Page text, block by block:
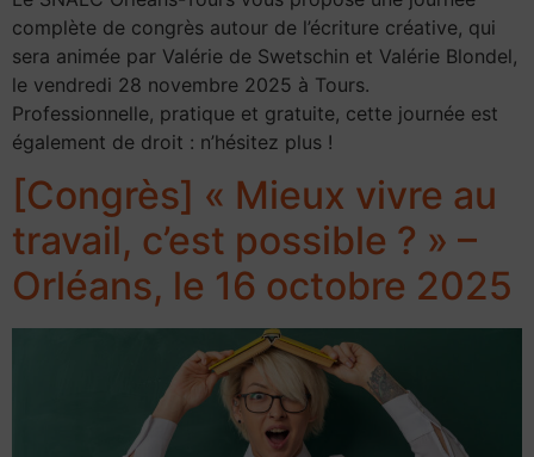
complète de congrès autour de l’écriture créative, qui
sera animée par Valérie de Swetschin et Valérie Blondel,
le vendredi 28 novembre 2025 à Tours.
Professionnelle, pratique et gratuite, cette journée est
également de droit : n’hésitez plus !
[Congrès] « Mieux vivre au
travail, c’est possible ? » –
Orléans, le 16 octobre 2025